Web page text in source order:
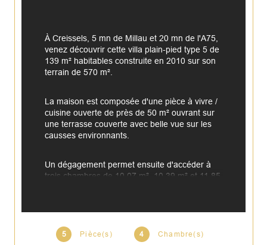
5 Pièce(s) 4 Chambre(s)
À Creissels, 5 mn de Millau et 20 mn de l'A75,
venez découvrir cette villa plain-pied type 5 de
139 m² habitables construite en 2010 sur son
terrain de 570 m².
La maison est composée d'une pièce à vivre /
cuisine ouverte de près de 50 m² ouvrant sur
une terrasse couverte avec belle vue sur les
causses environnants.
Un dégagement permet ensuite d'accéder à
trois chambres de 10,07 m², 10,39 m² et 11,85
une pièce de 20 m² complètent la maison.
Chauffage central via une chaudière gaz de